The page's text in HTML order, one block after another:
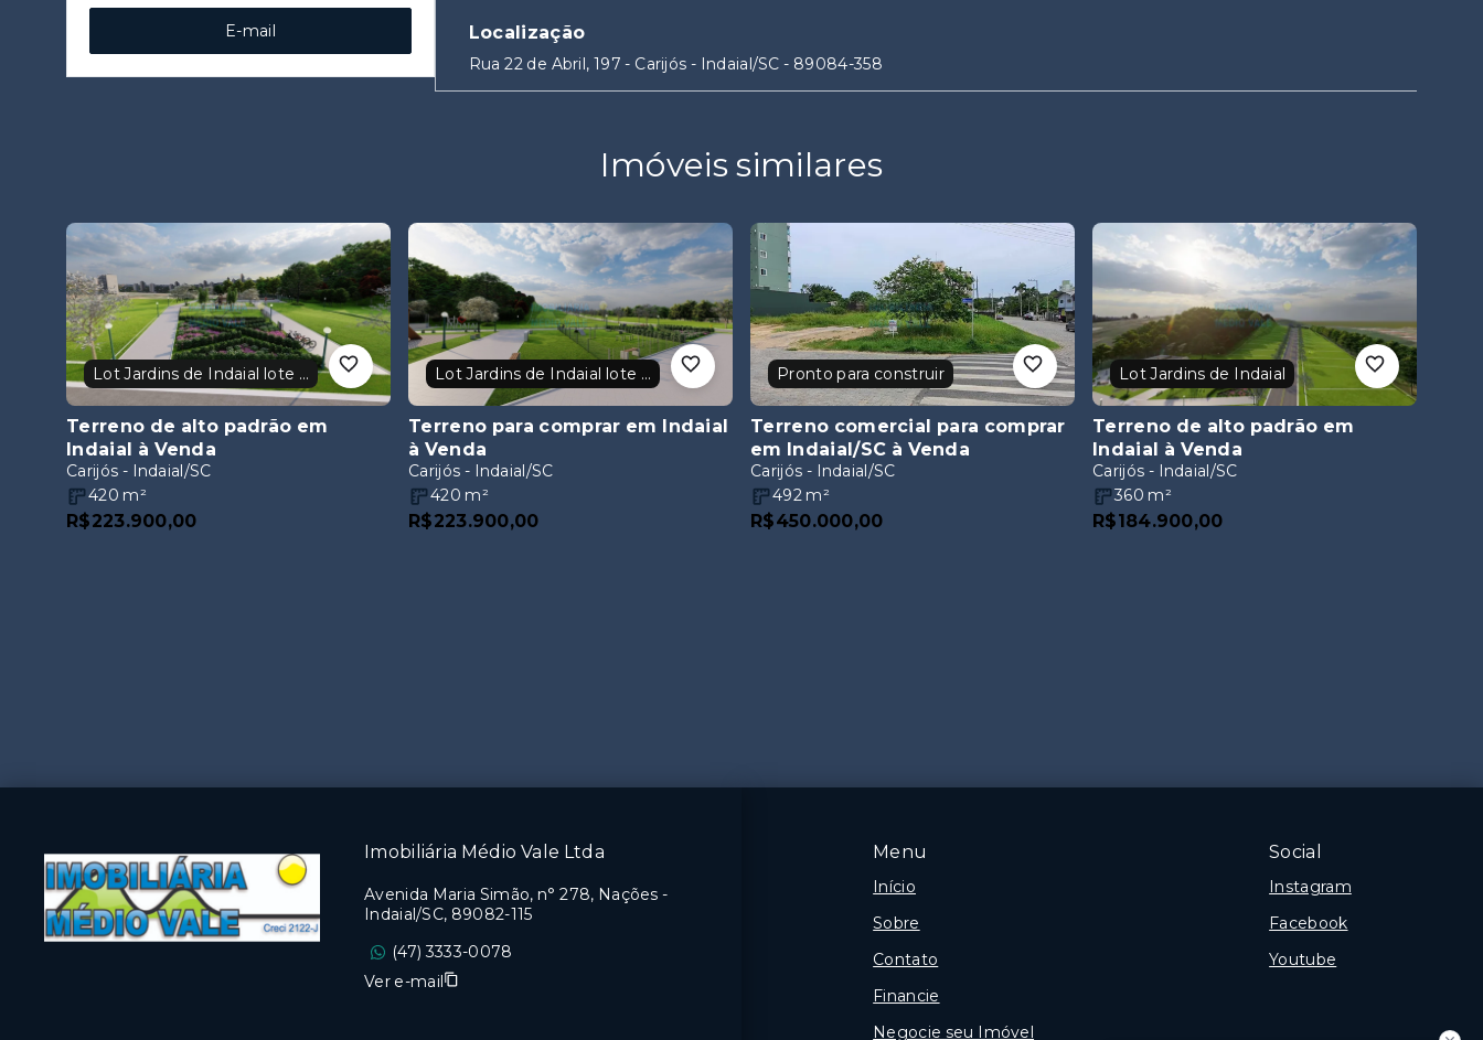
Localização
Rua 22 de Abril, 197 - Carijós - Indaial/SC - 89084-358
E-mail
Imóveis similares
Lot Jardins de Indaial lote 30
Terreno de alto padrão em
Indaial à Venda
Carijós - Indaial/SC
420 m²
R$223.900,00
Lot Jardins de Indaial lote 44
Terreno para comprar em Indaial
à Venda
Carijós - Indaial/SC
420 m²
R$223.900,00
Pronto para construir
Terreno comercial para comprar
em Indaial/SC à Venda
Carijós - Indaial/SC
492 m²
R$450.000,00
Lot Jardins de Indaial
Terreno de alto padrão em
Indaial à Venda
Carijós - Indaial/SC
360 m²
R$184.900,00
Menu
Início
Sobre
Contato
Financie
Negocie seu Imóvel
Social
Instagram
Facebook
Youtube
Imobiliária Médio Vale Ltda
Avenida Maria Simão, n° 278, Nações -
Indaial/SC, 89082-115
(47) 3333-0078
Ver e-mail